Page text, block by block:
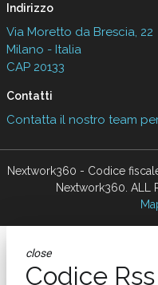
Indirizzo
Via Moretto da Brescia, 22
Milano - Italia
CAP 20133
Contatti
Contatta il nostro team
Nextwork360 - Codice
Nextwork360. ALL
close
Codice Rss